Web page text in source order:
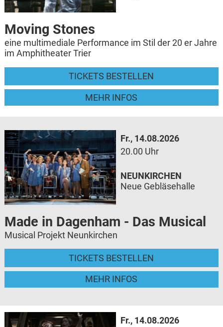
Moving Stones
eine multimediale Performance im Stil der 20 er Jahre
im Amphitheater Trier
TICKETS BESTELLEN
MEHR INFOS
Fr., 14.08.2026
20.00 Uhr
Made in Dagenham - Das Musical
Musical Projekt Neunkirchen
TICKETS BESTELLEN
MEHR INFOS
NEUNKIRCHEN
Neue Gebläsehalle
Fr., 14.08.2026